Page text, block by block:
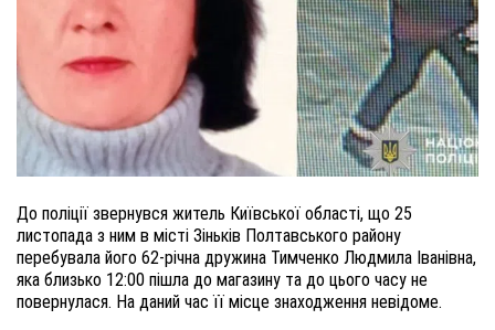
До поліції звернувся житель Київської області, що 25
листопада з ним в місті Зіньків Полтавського району
перебувала його 62-річна дружина Тимченко Людмила Іванівна,
яка близько 12:00 пішла до магазину та до цього часу не
повернулася. На даний час її місце знаходження невідоме.